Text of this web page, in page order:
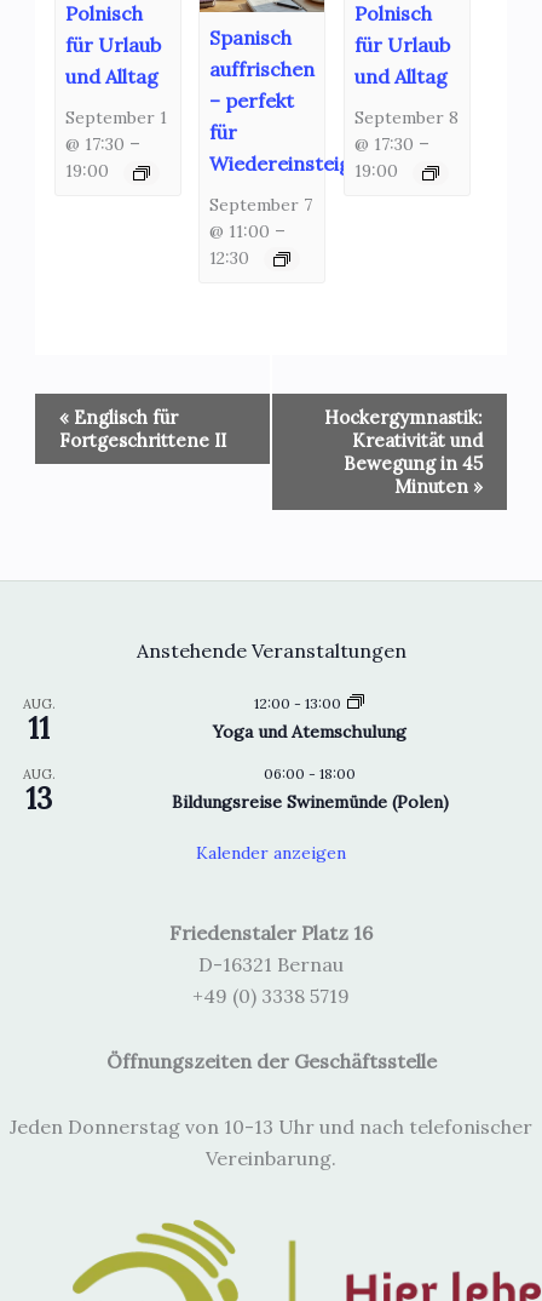
Polnisch
für Urlaub
und Alltag
September 1
@ 17:30 –
19:00
Spanisch
auffrischen
– perfekt
für
Wiedereinsteiger!
September 7
@ 11:00 –
12:30
Polnisch
für Urlaub
und Alltag
September 8
@ 17:30 –
19:00
Veranstaltung-
Navigation
«Englisch für
Fortgeschrittene II
Hockergymnastik:
Kreativität und
Bewegung in 45
Minuten »
Anstehende Veranstaltungen
AUG.
11
12:00 - 13:00
Yoga und Atemschulung
AUG.
13
06:00 - 18:00
Bildungsreise Swinemünde (Polen)
Kalender anzeigen
Friedenstaler Platz 16
D-16321 Bernau
+49 (0) 3338 5719
Öffnungszeiten der Geschäftsstelle
Jeden Donnerstag von 10-13 Uhr und nach telefonischer
Vereinbarung.